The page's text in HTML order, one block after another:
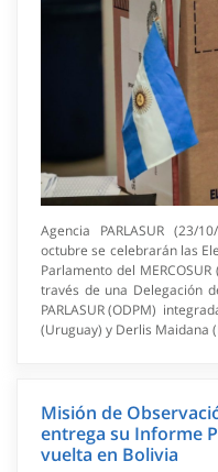
Agencia PARLASUR (23/
octubre se celebrarán las
Parlamento del
través de una Delegación
PARLASUR (ODPM)
(Uruguay) y Derlis Maidana
Misión de
entrega su Informe
vuelta en Bolivia